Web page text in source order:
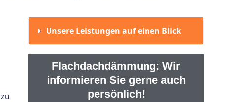
Unsere Leistungen auf einen Blick
Flachdachdämmung: Wir
informieren Sie gerne auch
persönlich!